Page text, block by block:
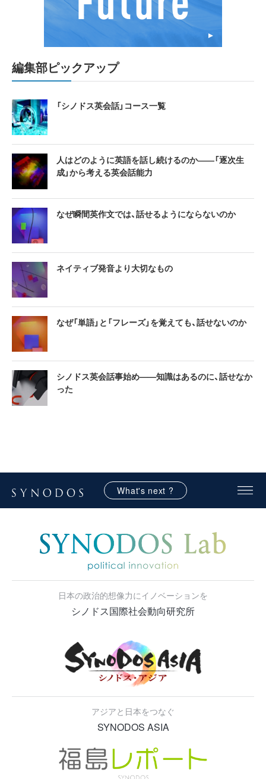
編集部ピックアップ
「シノドス英会話」コース一覧
人はどのように英語を話し続けるのか――「逐次生
成」から考える英会話能力
なぜ瞬間英作文では、話せるようにならないのか
ネイティブ発音より大切なもの
なぜ「単語」と「フレーズ」を覚えても、話せないのか
シノドス英会話事始め——知識はあるのに、話せなか
った
What's next ?
日本の政治的想像力にイノベーションを
シノドス国際社会動向研究所
アジアと日本をつなぐ
SYNODOS ASIA